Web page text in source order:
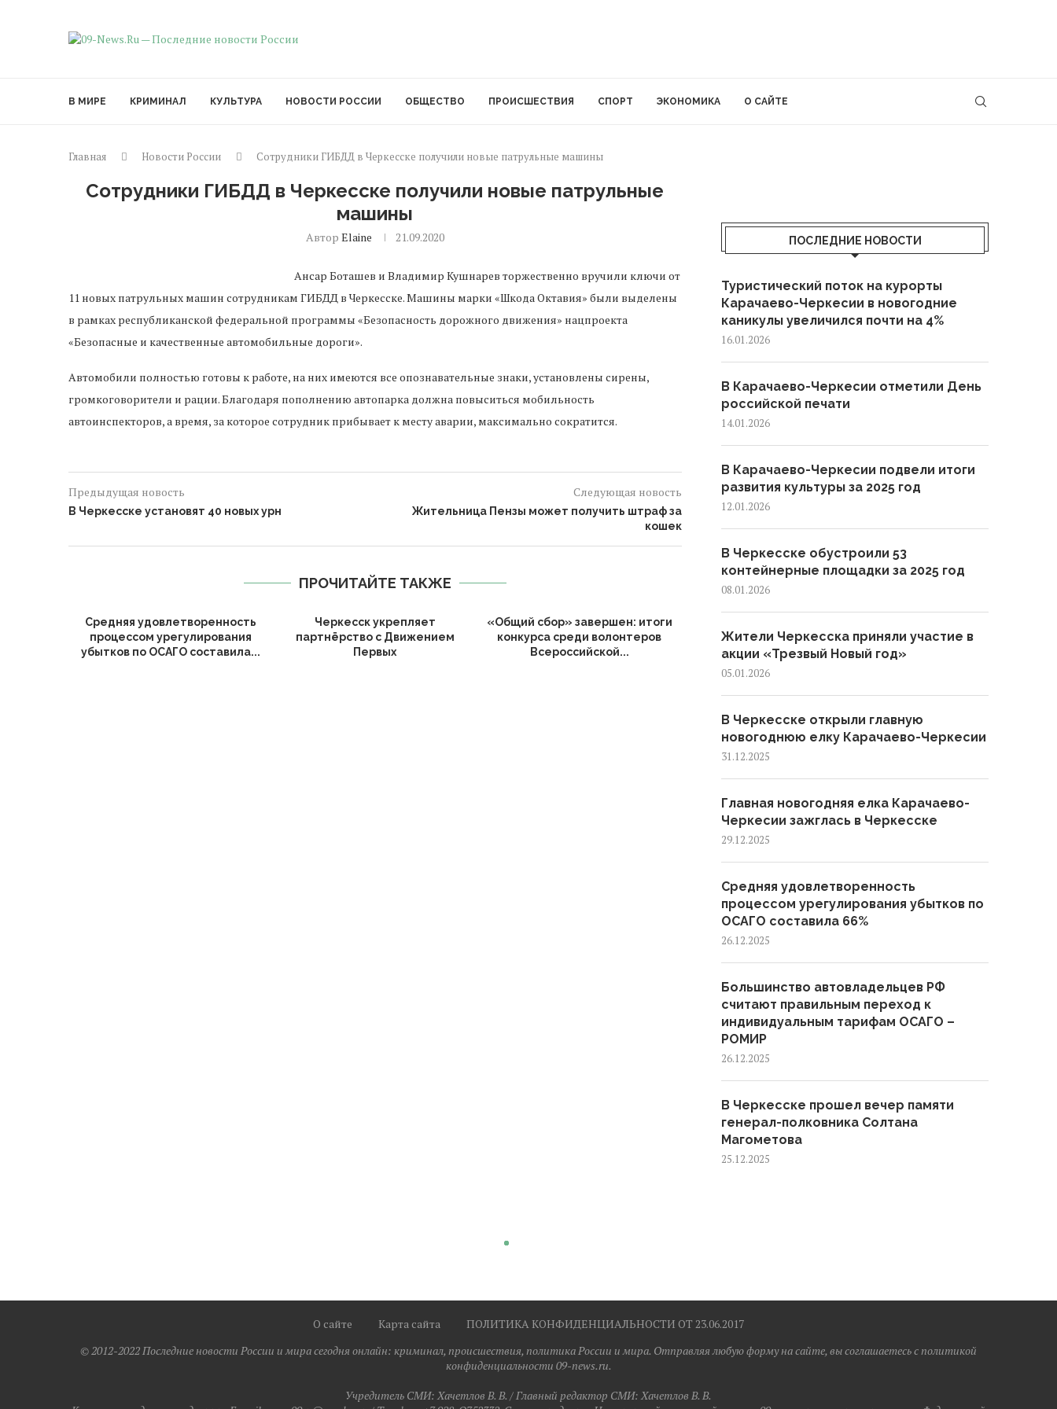
В МИРЕ КРИМИНАЛ КУЛЬТУРА НОВОСТИ РОССИИ ОБЩЕСТВО ПРОИСШЕСТВИЯ СПОРТ ЭКОНОМИКА О САЙТЕ
Главная Новости России Сотрудники ГИБДД в Черкесске получили новые патрульные машины
Сотрудники ГИБДД в Черкесске получили новые патрульные
машины
Автор Elaine 21.09.2020
Ансар Боташев и Владимир Кушнарев торжественно вручили ключи от
11 новых патрульных машин сотрудникам ГИБДД в Черкесске. Машины марки «Шкода Октавия» были выделены
в рамках республиканской федеральной программы «Безопасность дорожного движения» нацпроекта
«Безопасные и качественные автомобильные дороги».
Автомобили полностью готовы к работе, на них имеются все опознавательные знаки, установлены сирены,
громкоговорители и рации. Благодаря пополнению автопарка должна повыситься мобильность
автоинспекторов, а время, за которое сотрудник прибывает к месту аварии, максимально сократится.
Предыдущая новость
В Черкесске установят 40 новых урн
Следующая новость
Жительница Пензы может получить штраф за
кошек
ПРОЧИТАЙТЕ ТАКЖЕ
Средняя удовлетворенность
процессом урегулирования
убытков по ОСАГО составила...
Черкесск укрепляет
партнёрство с Движением
Первых
«Общий сбор» завершен: итоги
конкурса среди волонтеров
Всероссийской...
ПОСЛЕДНИЕ НОВОСТИ
Туристический поток на курорты
Карачаево-Черкесии в новогодние
каникулы увеличился почти на 4%
16.01.2026
В Карачаево-Черкесии отметили День
российской печати
14.01.2026
В Карачаево-Черкесии подвели итоги
развития культуры за 2025 год
12.01.2026
В Черкесске обустроили 53
контейнерные площадки за 2025 год
08.01.2026
Жители Черкесска приняли участие в
акции «Трезвый Новый год»
05.01.2026
В Черкесске открыли главную
новогоднюю елку Карачаево-Черкесии
31.12.2025
Главная новогодняя елка Карачаево-
Черкесии зажглась в Черкесске
29.12.2025
Средняя удовлетворенность
процессом урегулирования убытков по
ОСАГО составила 66%
26.12.2025
Большинство автовладельцев РФ
считают правильным переход к
индивидуальным тарифам ОСАГО –
РОМИР
26.12.2025
В Черкесске прошел вечер памяти
генерал-полковника Солтана
Магометова
25.12.2025
О сайте Карта сайта
ПОЛИТИКА КОНФИДЕНЦИАЛЬНОСТИ ОТ 23.06.2017
© 2012-2022 Последние новости России и мира сегодня онлайн: криминал, происшествия, политика России и мира. Отправляя любую форму на сайте, вы соглашаетесь с политикой
конфиденциальности 09-news.ru.
Учредитель СМИ: Хaчeтлoв B. B. / Главный редактор СМИ: Хaчeтлoв B. B.